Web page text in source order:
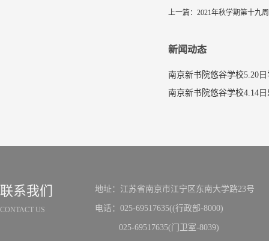
上一篇： 2021年秋学期第十九
新闻动态
南京新书院悠谷学校5.20
联系我们
CONTACT US
地址：江苏省南京市江宁区东南大学路23号
电话：025-69517635((行政部-8000)
025-69517635(门卫室-8039)